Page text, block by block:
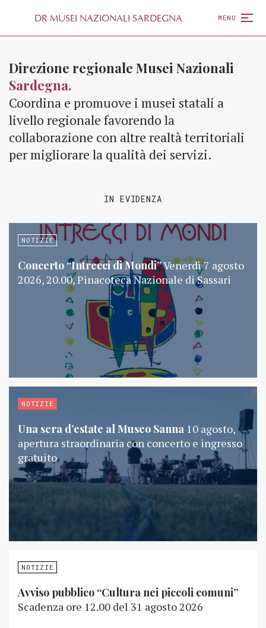
DR MUSEI NAZIONALI SARDEGNA MENU
Direzione regionale Musei Nazionali
Sardegna.
Coordina e promuove i musei statali a
livello regionale favorendo la
collaborazione con altre realtà territoriali
per migliorare la qualità dei servizi.
IN EVIDENZA
NOTIZIE
Concerto “Intrecci di Mondi”Venerdì 7 agosto
2026, 20.00, Pinacoteca Nazionale di Sassari
NOTIZIE
Una sera d’estate al Museo Sanna 10 agosto,
apertura straordinaria con concerto e ingresso
gratuito
NOTIZIE
Avviso pubblico “Cultura nei piccoli comuni”
Scadenza ore 12.00 del 31 agosto 2026